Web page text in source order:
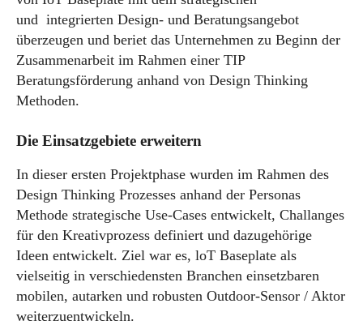
und integrierten Design- und Beratungsangebot
überzeugen und beriet das Unternehmen zu Beginn der
Zusammenarbeit im Rahmen einer TIP
Beratungsförderung anhand von Design Thinking
Methoden.
Die Einsatzgebiete erweitern
In dieser ersten Projektphase wurden im Rahmen des
Design Thinking Prozesses anhand der Personas
Methode strategische Use-Cases entwickelt, Challanges
für den Kreativprozess definiert und dazugehörige
Ideen entwickelt. Ziel war es, loT Baseplate als
vielseitig in verschiedensten Branchen einsetzbaren
mobilen, autarken und robusten Outdoor-Sensor / Aktor
weiterzuentwickeln.